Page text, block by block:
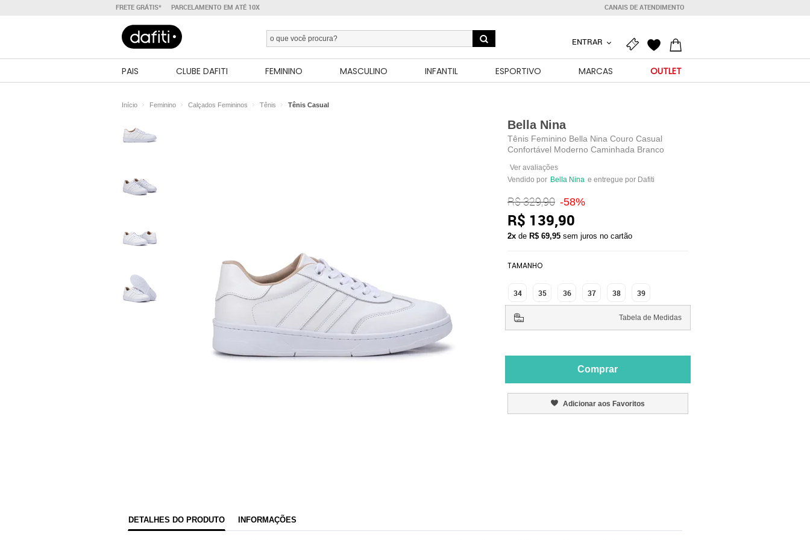
FRETE GRÁTIS* PARCELAMENTO EM ATÉ 10X CANAIS DE ATENDIMENTO
ENTRAR
PAIS CLUBE DAFITI FEMININO MASCULINO INFANTIL ESPORTIVO MARCAS OUTLET
Início Feminino Calçados Femininos Tênis Tênis Casual
Bella Nina
Tênis Feminino Bella Nina Couro Casual
Confortável Moderno Caminhada Branco
Ver avaliações
Vendido por Bella Nina e entregue por Dafiti
R$ 329,90 -58%
R$ 139,90
2xde R$ 69,95 sem juros no cartão
TAMANHO
34 35 36 37 38 39
Tabela de Medidas
Comprar
Adicionar aos Favoritos
DETALHES DO PRODUTO INFORMAÇÕES